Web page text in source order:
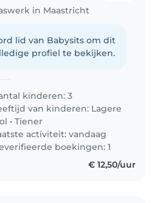
in Maastricht
lid van Babysits om dit
profiel te bekijken.
kinderen: 3
van kinderen: Lagere
•Tiener
activiteit: vandaag
boekingen: 1
€ 12,50/uur